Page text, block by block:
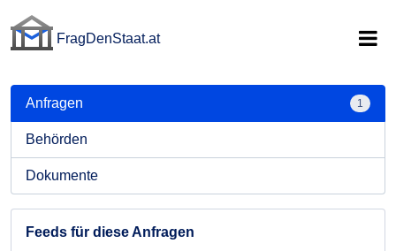
FragDenStaat.at
Anfragen 1
Behörden
Dokumente
Feeds für diese Anfragen